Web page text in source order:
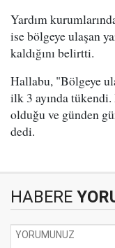
Yardım
ise bölgeye ulaşan
kaldığını belirtti.
Hallabu, "Bölgeye
ilk 3 ayında
olduğu ve günden
dedi.
HABERE